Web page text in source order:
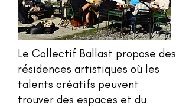
Le Collectif Ballast propose des
résidences artistiques où les
talents créatifs peuvent
trouver des espaces et du